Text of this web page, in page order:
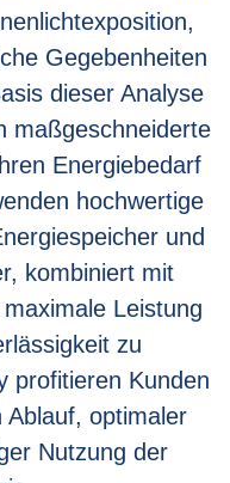
Gegebenheiten
dieser Analyse
maßgeschneiderte
Energiebedarf
hochwertige
und
kombiniert mit
Leistung
zu
profitieren Kunden
Ablauf, optimaler
Nutzung der